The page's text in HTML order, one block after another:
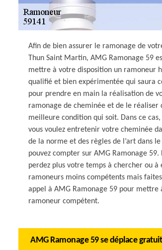
Afin de bien assurer le ramonage de
Thun Saint Martin, AMG Ramonage 59
mettre à votre disposition un ramoneur
qualifié et bien expérimentée qui saura
pour prendre en main la réalisation de
ramonage de cheminée et de le réaliser
meilleure condition qui soit. Dans ce cas,
vous voulez entretenir votre cheminée
de la norme et des règles de l’art dans le
pouvez compter sur AMG Ramonage 59.
perdez plus votre temps à chercher ou à
ramoneurs moins compétents mais
appel à AMG Ramonage 59 pour mettre
ramoneur compétent.
AMG Ramonage 59 se déplace